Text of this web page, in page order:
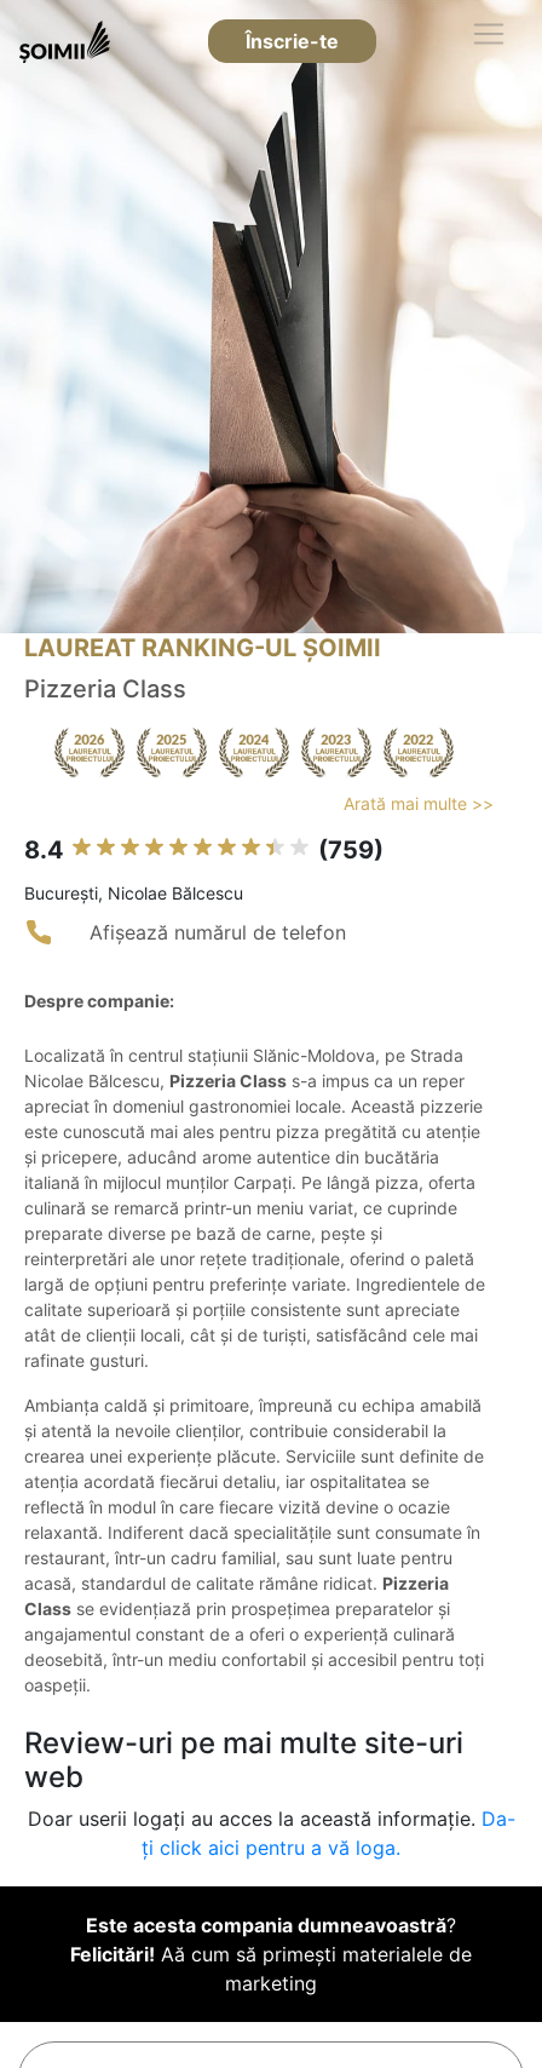
Înscrie-te
LAUREAT RANKING-UL ȘOIMII
Pizzeria Class
Arată mai multe >>
8.4 (759)
Bucureşti, Nicolae Bălcescu
Afișează numărul de telefon
Despre companie:
Localizată în centrul stațiunii Slănic-Moldova, pe Strada
Nicolae Bălcescu, Pizzeria Class s-a impus ca un reper
apreciat în domeniul gastronomiei locale. Această pizzerie
este cunoscută mai ales pentru pizza pregătită cu atenție
și pricepere, aducând arome autentice din bucătăria
italiană în mijlocul munților Carpați. Pe lângă pizza, oferta
culinară se remarcă printr-un meniu variat, ce cuprinde
preparate diverse pe bază de carne, pește și
reinterpretări ale unor rețete tradiționale, oferind o paletă
largă de opțiuni pentru preferințe variate. Ingredientele de
calitate superioară și porțiile consistente sunt apreciate
atât de clienții locali, cât și de turiști, satisfăcând cele mai
rafinate gusturi.
Ambianța caldă și primitoare, împreună cu echipa amabilă
și atentă la nevoile clienților, contribuie considerabil la
crearea unei experiențe plăcute. Serviciile sunt definite de
atenția acordată fiecărui detaliu, iar ospitalitatea se
reflectă în modul în care fiecare vizită devine o ocazie
relaxantă. Indiferent dacă specialitățile sunt consumate în
restaurant, într-un cadru familial, sau sunt luate pentru
acasă, standardul de calitate rămâne ridicat. Pizzeria
Class se evidențiază prin prospețimea preparatelor și
angajamentul constant de a oferi o experiență culinară
deosebită, într-un mediu confortabil și accesibil pentru toți
oaspeții.
Review-uri pe mai multe site-uri
web
Doar userii logați au acces la această informație. Da-
ți click aici pentru a vă loga.
Este acesta compania dumneavoastră?
Felicitări! Aă cum să primești materialele de
marketing